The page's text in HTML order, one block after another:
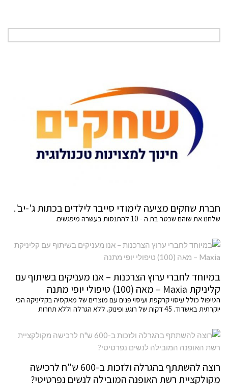
חברת שחקים מציעה לימודי סייבר לילדים בכתות ג'-יב'.
שלחנו את שוהם שכטר בת ה - 10 להתנסות בעשרה מיפגשים.
במיוחד לחברי ערוץ הצרכנות – אנו מעניקים בשיתוף עם
קליניקת Maxia – מאה (100) טיפולי יופי מתנה
הטיפול כולל עיסוי קרקפת ועיסוי פנים עם מוצרים של מאקסיה בקליניקה הכי
יוקרתית באשדוד. 45 דקות של רוגע ופינוק. ללא הגרלה וללא תחרות
רוצה להשתתף בהגרלה ולזכות ב-600 ש"ח לרכישה
מקולקציית רשת האופנה המובילה לנשים נפרטיטי?